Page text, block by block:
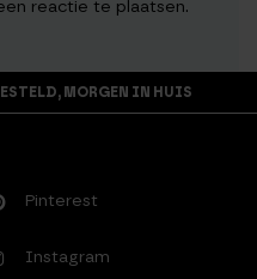
reactie te plaatsen.
MORGEN IN HUIS
Pinterest
Instagram